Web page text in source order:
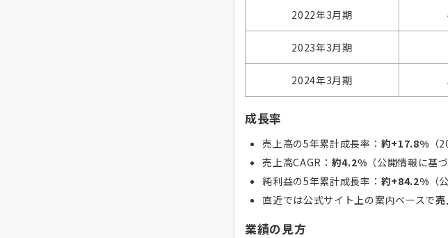
2022年3月期
2023年3月期
2024年3月期
成長率
売上高の5年累計成長率： 約+17.8%
売上高CAGR： 約4.2% （公開情報に基づ
純利益の5年累計成長率： 約+84.2% （
直近では公式サイト上の案内ベースで
業績の見方